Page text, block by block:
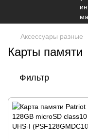
Аксессуары разные
Карты памяти
Фильтр